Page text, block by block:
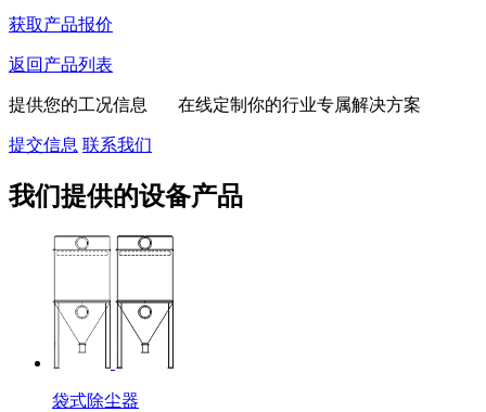
获取产品报价
返回产品列表
提供您的工况信息 在线定制你的行业专属解决方案
提交信息 联系我们
我们提供的设备产品
袋式除尘器